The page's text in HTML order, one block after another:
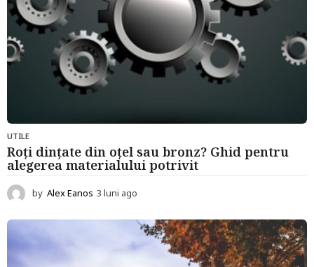
UTILE
Roți dințate din oțel sau bronz? Ghid pentru
alegerea materialului potrivit
by Alex Eanos 3 luni ago
u
n